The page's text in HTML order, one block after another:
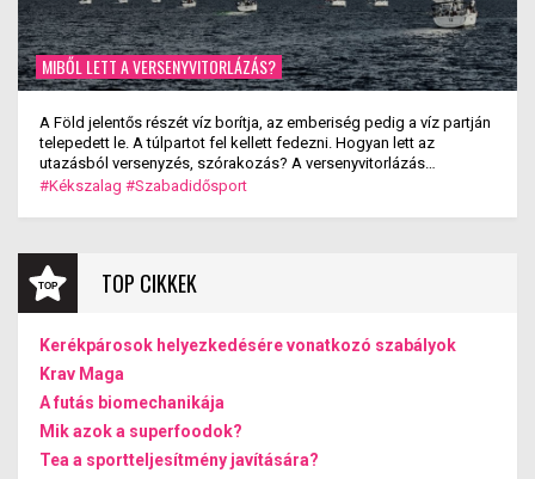
MIBŐL LETT A VERSENYVITORLÁZÁS?
A Föld jelentős részét víz borítja, az emberiség pedig a víz partján
telepedett le. A túlpartot fel kellett fedezni. Hogyan lett az
utazásból versenyzés, szórakozás? A versenyvitorlázás
kialakulása.
#Kékszalag #Szabadidősport
TOP CIKKEK
Kerékpárosok helyezkedésére vonatkozó szabályok
Krav Maga
A futás biomechanikája
Mik azok a superfoodok?
Tea a sportteljesítmény javítására?